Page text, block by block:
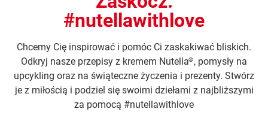
#nutellawithlove
Chcemy Cię inspirować i pomóc Ci zaskakiwać bliskich.
Odkryj nasze przepisy z kremem Nutella®, pomysły na
upcykling oraz na świąteczne życzenia i prezenty. Stwórz
je z miłością i podziel się swoimi dziełami z najbliższymi
za pomocą #nutellawithlove